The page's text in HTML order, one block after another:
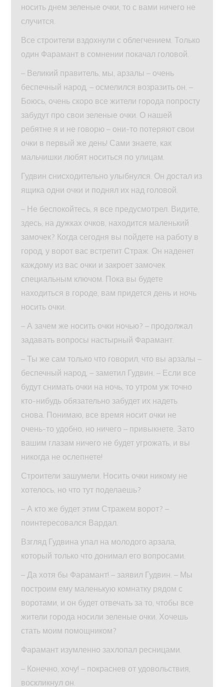
носить днем зеленые очки, то с вами ничего не
случится.
Все строители вздохнули с облегчением. Только
один Фарамант в сомнении покачал головой.
– Великий правитель, мы, арзалы – очень
беспечный народ, – осмелился возразить он. –
Боюсь, очень скоро все жители города попросту
забудут про свои зеленые очки. О нашей
ребятне я и не говорю – они-то потеряют свои
очки в первый же день! Сами знаете, как
мальчишки любят носиться по улицам.
Гудвин снисходительно улыбнулся. Он достал из
ящика одни очки и поднял их над головой.
– Не беспокойтесь, я все предусмотрел. Видите,
здесь, на дужках очков, находится маленький
замочек? Когда сегодня вы пойдете на работу в
город, у ворот вас встретит Страж. Он наденет
каждому из вас очки и закроет замочек
специальным ключом. Пока вы будете
находиться в городе, вам придется день и ночь
носить очки.
– А зачем же носить очки ночью? – продолжал
задавать вопросы настырный Фарамант.
– Ты же сам только что говорил, что вы арзалы –
беспечный народ, – заметил Гудвин. – Если все
будут снимать очки на ночь, то утром уж точно
кто-нибудь обязательно забудет их надеть
снова. Понимаю, все время носит очки не
очень-то удобно, но ничего – привыкнете. Зато
вашим глазам ничего не будет угрожать, и вы
никогда не ослепнете!
Строители зашумели. Носить очки никому не
хотелось, но что тут поделаешь?
– А кто же будет этим Стражем ворот? –
поинтересовался Вардал.
Взгляд Гудвина упал на молодого арзала,
который только что донимал его вопросами.
– Да хотя бы Фарамант! – заявил Гудвин. – Мы
построим ему маленькую комнатку рядом с
воротами, и он будет отвечать за то, чтобы все
жители города носили зеленые очки. Хочешь
стать моим помощником?
Фарамант изумленно захлопал ресницами.
– Конечно, хочу! – покраснев от удовольствия,
воскликнул он.